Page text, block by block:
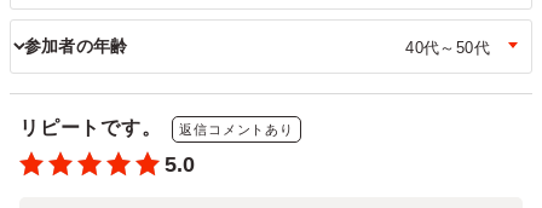
参加者の年齢
リピートです。 返信コメントあり
5.0